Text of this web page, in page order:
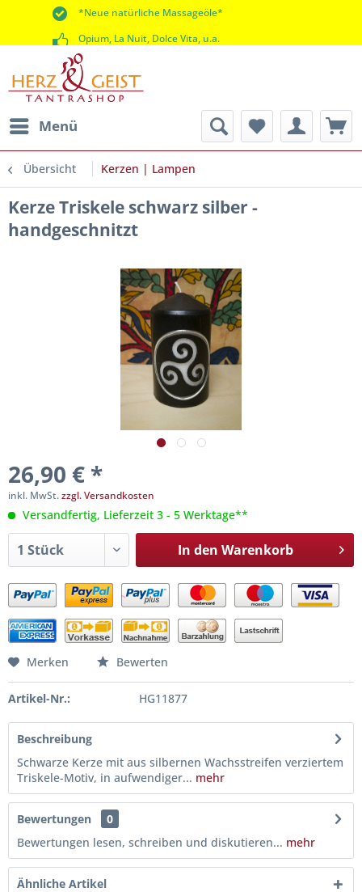
*Neue natürliche Massageöle*
Opium, La Nuit, Dolce Vita, u.a.
*60 Tage Rückgaberecht*
Menü
Übersicht Kerzen | Lampen
Kerze Triskele schwarz silber -
handgeschnitzt
26,90 € *
inkl. MwSt.zzgl. Versandkosten
Versandfertig, Lieferzeit 3 - 5 Werktage**
In den Warenkorb
Merken Bewerten
Artikel-Nr.: HG11877
Beschreibung
Schwarze Kerze mit aus silbernen Wachsstreifen verziertem
Triskele-Motiv, in aufwendiger... mehr
Bewertungen
0
Bewertungen lesen, schreiben und diskutieren... mehr
Ähnliche Artikel